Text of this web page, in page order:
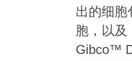
出的细胞
胞，以及
Gibco™